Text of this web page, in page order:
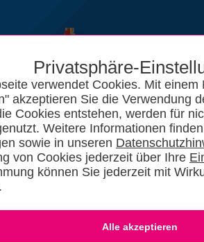
Privatsphäre-
verwendet Cookies. Mit einem
akzeptieren Sie die Verwendung
Cookies entstehen, werden für
Weitere Informationen
sowie in unseren
von Cookies jederzeit über Ihre
können Sie jederzeit mit